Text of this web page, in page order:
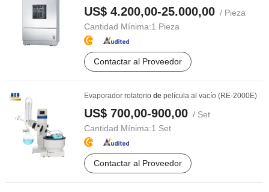
médicamente, ...
US$ 4.200,00-25.000,00 / Pieza
Cantidad Mínima:1 Pieza
Contactar al Proveedor
Evaporador rotatorio de película al vacío (RE-2000E)
US$ 700,00-900,00 / Set
Cantidad Mínima:1 Set
Contactar al Proveedor